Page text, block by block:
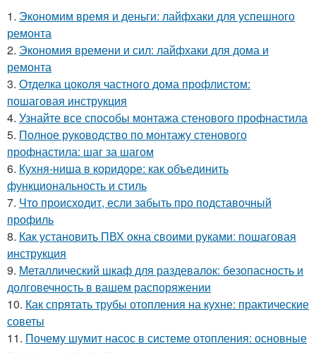
1. Экономим время и деньги: лайфхаки для успешного
ремонта
2. Экономия времени и сил: лайфхаки для дома и
ремонта
3. Отделка цоколя частного дома профлистом:
пошаговая инструкция
4. Узнайте все способы монтажа стенового профнастила
5. Полное руководство по монтажу стенового
профнастила: шаг за шагом
6. Кухня-ниша в коридоре: как объединить
функциональность и стиль
7. Что происходит, если забыть про подставочный
профиль
8. Как установить ПВХ окна своими руками: пошаговая
инструкция
9. Металлический шкаф для раздевалок: безопасность и
долговечность в вашем распоряжении
10. Как спрятать трубы отопления на кухне: практические
советы
11. Почему шумит насос в системе отопления: основные